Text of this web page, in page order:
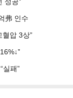
弗 인수
압 3상”
실패”